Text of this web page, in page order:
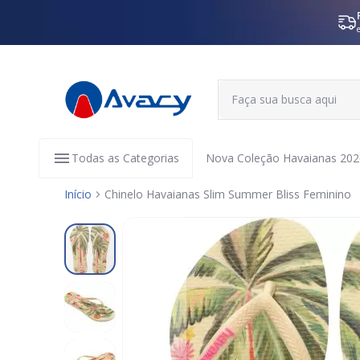
Todas as Categorias Nova Coleção Havaianas
Início
Chinelo Havaianas Slim Summer Bliss Feminino
Pular
para
o
final
da
Galeria
imagens